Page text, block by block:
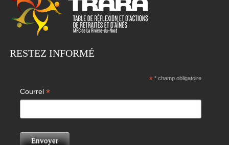
RESTEZ INFORMÉ
** champ obligatoire
Courrel*